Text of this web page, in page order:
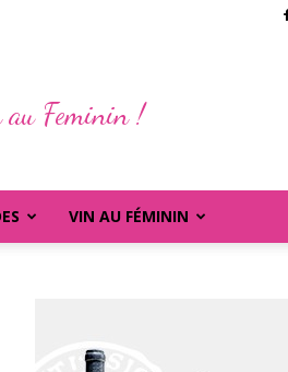
au Feminin !
VIN AU FÉMININ